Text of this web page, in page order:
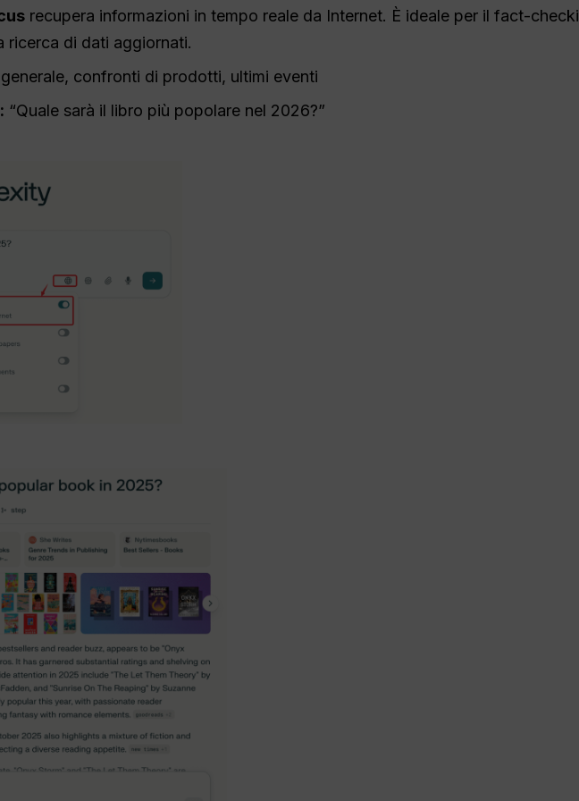
recupera informazioni in tempo reale da Internet. È ideale per il fact-
ricerca di dati aggiornati.
confronti di prodotti, ultimi eventi
“Quale sarà il libro più popolare nel 2026?”